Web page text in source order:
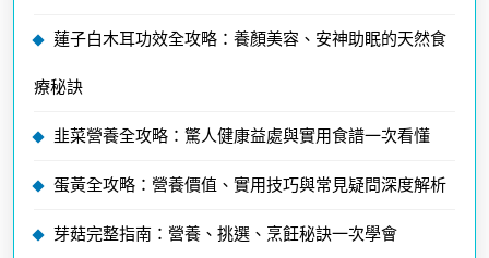
蓮子白木耳功效全攻略：養顏美容、安神助眠的天然食
療秘訣
韭菜營養全攻略：驚人健康益處與實用食譜一次看懂
蛋黃全攻略：營養價值、實用技巧與常見疑問深度解析
芽菇完整指南：營養、挑選、烹飪秘訣一次學會